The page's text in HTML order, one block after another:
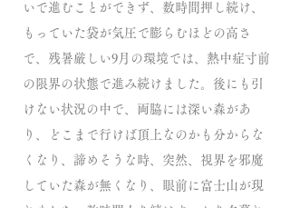
いで進むことができず、数時間押し続け、
もっていた袋が気圧で膨らむほどの高さ
で、残暑厳しい9月の環境では、熱中症寸前
の限界の状態で進み続けました。後にも引
けない状況の中で、両脇には深い森があ
り、どこまで行けば頂上なのかも分からな
くなり、諦めそうな時、突然、視界を邪魔
していた森が無くなり、眼前に富士山が現